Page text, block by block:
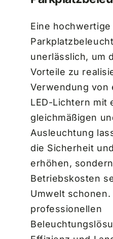
Eine hochwertige
unerlässlich, um
Vorteile zu
Verwendung von
LED-Lichtern mit
gleichmäßigen
Ausleuchtung
die Sicherheit
erhöhen,
Betriebskosten
Umwelt schonen.
professionellen